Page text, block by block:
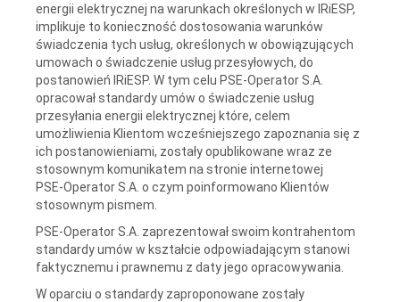
energii elektrycznej na warunkach określonych w IRiESP,
implikuje to konieczność dostosowania warunków
świadczenia tych usług, określonych w obowiązujących
umowach o świadczenie usług przesyłowych, do
postanowień IRiESP. W tym celu PSE-Operator S.A.
opracował standardy umów o świadczenie usług
przesyłania energii elektrycznej które, celem
umożliwienia Klientom wcześniejszego zapoznania się z
ich postanowieniami, zostały opublikowane wraz ze
stosownym komunikatem na stronie internetowej
PSE-Operator S.A. o czym poinformowano Klientów
stosownym pismem.
PSE-Operator S.A. zaprezentował swoim kontrahentom
standardy umów w kształcie odpowiadającym stanowi
faktycznemu i prawnemu z daty jego opracowywania.
W oparciu o standardy zaproponowane zostały